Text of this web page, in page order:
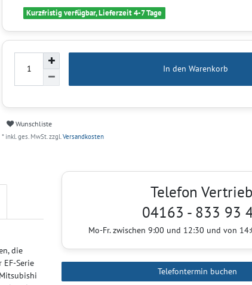
Kurzfristig verfügbar, Lieferzeit 4-7 Tage
In den Warenkorb
Wunschliste
* inkl. ges. MwSt. zzgl. Versandkosten
die
Serie
Telefon Vertrieb
04163 - 833 93
Mo-Fr. zwischen 9:00 und 12:30 und von
Telefontermin buchen